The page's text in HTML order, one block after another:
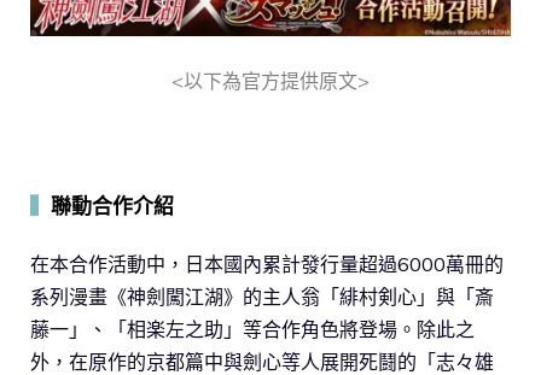
<以下為官方提供原文>
聯動合作介紹
在本合作活動中，日本國內累計發行量超過6000萬冊的
系列漫畫《神劍闖江湖》的主人翁「緋村剣心」與「斎
藤一」、「相楽左之助」等合作角色將登場。除此之
外，在原作的京都篇中與劍心等人展開死鬪的「志々雄